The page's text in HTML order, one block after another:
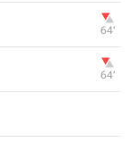
64‎’‎
64‎’‎